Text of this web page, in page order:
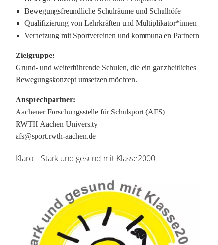
Bewegungsfreundliche Schulräume und Schulhöfe
Qualifizierung von Lehrkräften und Multiplikator*innen
Vernetzung mit Sportvereinen und kommunalen Partnern
Zielgruppe:
Grund- und weiterführende Schulen, die ein ganzheitliches
Bewegungskonzept umsetzen möchten.
Ansprechpartner:
Aachener Forschungsstelle für Schulsport (AFS)
RWTH Aachen University
afs@sport.rwth-aachen.de
Klaro – Stark und gesund mit Klasse2000